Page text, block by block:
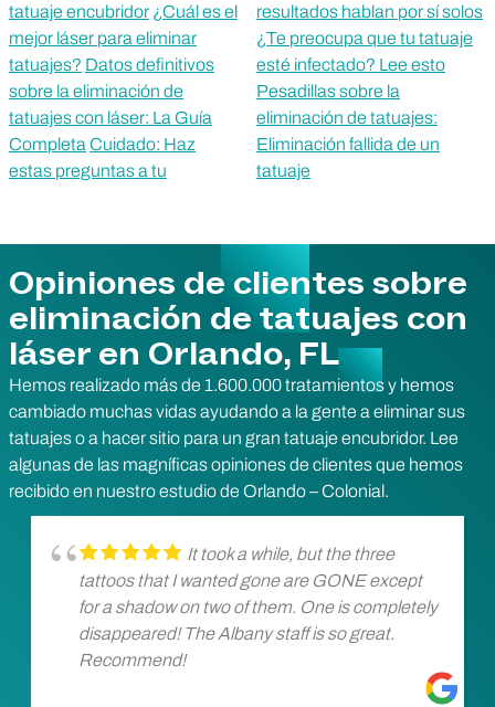
tatuaje encubridor ¿Cuál es el
mejor láser para eliminar
tatuajes? Datos definitivos
sobre la eliminación de
tatuajes con láser: La Guía
Completa Cuidado: Haz
estas preguntas a tu
resultados hablan por sí solos
¿Te preocupa que tu tatuaje
esté infectado? Lee esto
Pesadillas sobre la
eliminación de tatuajes:
Eliminación fallida de un
tatuaje
Opiniones de clientes sobre
eliminación de tatuajes con
láser en Orlando, FL
Hemos realizado más de 1.600.000 tratamientos y hemos
cambiado muchas vidas ayudando a la gente a eliminar sus
tatuajes o a hacer sitio para un gran tatuaje encubridor. Lee
algunas de las magníficas opiniones de clientes que hemos
recibido en nuestro estudio de Orlando – Colonial.
It took a while, but the three
tattoos that I wanted gone are GONE except
for a shadow on two of them. One is completely
disappeared! The Albany staff is so great.
Recommend!